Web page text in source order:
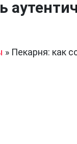
» Пекарня: как